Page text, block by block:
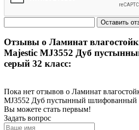
Отзывы о Ламинат
Majestic MJ3552 Дуб
серый 32 класс:
Пока нет отзывов о Ламинат
MJ3552 Дуб пустынный шлифованный
Вы можете стать первым!
Задать вопрос